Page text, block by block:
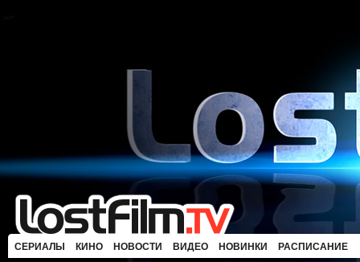
СЕРИАЛЫ КИНО НОВОСТИ ВИДЕО НОВИНКИ РАСПИСАНИЕ